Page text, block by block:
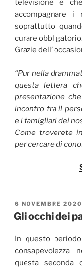
televisione e
accompagnare
soprattutto
curare obbligatorio.
Grazie dell’
“Pur nella
questa lettera
presentazione
incontro tra il
e i famigliari dei
Come troverete
per cercare di
PUBBLICATO
IL
6 NOVEMBRE 2020
Gli occhi dei
In questo
consapevolezza
questa seconda